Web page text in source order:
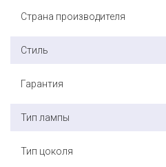
Страна производителя
Стиль
Гарантия
Тип лампы
Тип цоколя